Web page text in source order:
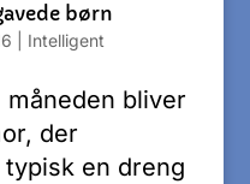
børn
Intelligent
måneden bliver
der
en dreng